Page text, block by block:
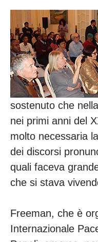
sostenuto che
nei primi anni del
molto necessaria
dei discorsi
quali faceva
che si stava
Freeman, che è
Internazionale